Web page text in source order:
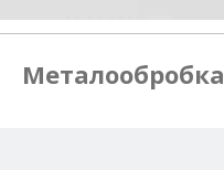
Металообробка